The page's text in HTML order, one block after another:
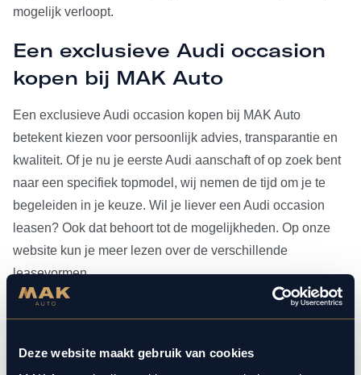
Deze website maakt gebruik van cookies
mogelijk verloopt.
Een exclusieve Audi occasion
kopen bij MAK Auto
Een exclusieve Audi occasion kopen bij MAK Auto
betekent kiezen voor persoonlijk advies, transparantie en
kwaliteit. Of je nu je eerste Audi aanschaft of op zoek bent
naar een specifiek topmodel, wij nemen de tijd om je te
begeleiden in je keuze. Wil je liever een Audi occasion
leasen? Ook dat behoort tot de mogelijkheden. Op onze
website kun je meer lezen over de verschillende
leasevormen.
Heb je je Audi occasion eenmaal gevonden, dan kun je
aangesloten bij Bosch Car Service, beschikken onze